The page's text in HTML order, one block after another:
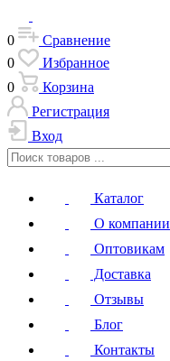
0
Сравнение
0
Избранное
0
Корзина
Регистрация
Вход
Каталог
О компании
Оптовикам
Доставка
Отзывы
Блог
Контакты